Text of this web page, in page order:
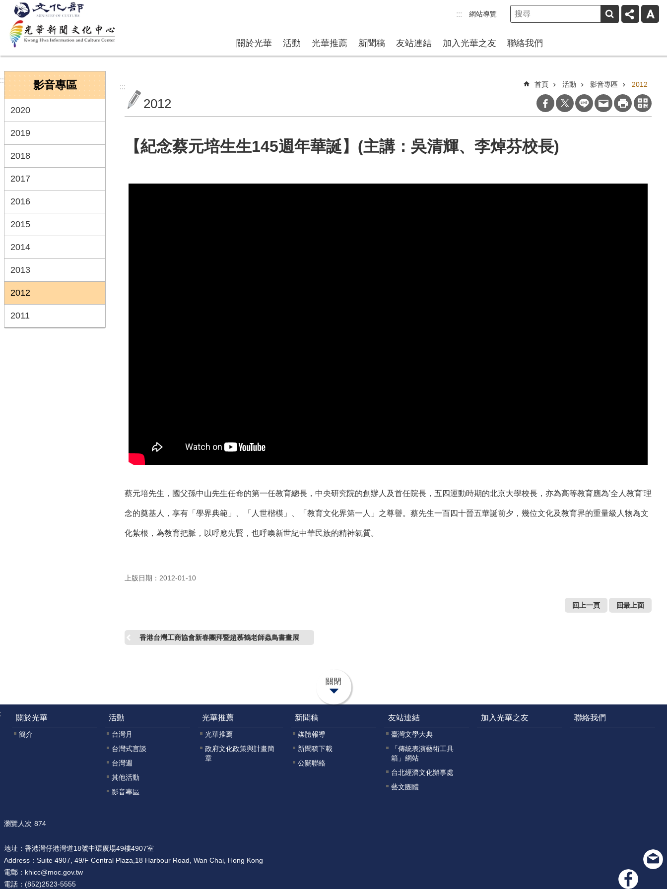
跳到主要內容區塊
::: 網站導覽
關於光華 活動 光華推薦 新聞稿 友站連結 加入光華之友 聯絡我們
影音專區
2020
2019
2018
2017
2016
2015
2014
2013
2012
2011
::: 首頁 活動 影音專區 2012
2012
【紀念蔡元培生生145週年華誕】(主講：吳清輝、李焯芬校長)
蔡元培先生，國父孫中山先生任命的第一任教育總長，中央研究院的創辦人及首任院長，五­四運動時期的北京大學校長，亦為高等教育應為'全人教育'理
念的奠基人，享有「學界典­範」、「人世楷模」、「教育文化界第一人」之尊譽。蔡先生一百四十晉五華誕前夕，幾位­文化及教育界的重量級人物為文
化紮根，為教育把脈，以呼應先賢，也呼喚新世紀中華民族­的精神氣質。
上版日期：2012-01-10
回上一頁 回最上面
香港台灣工商協會新春團拜暨趙慕鶴老師蟲鳥書畫展
關閉
關於光華
簡介
活動
台灣月
台灣式言談
台灣週
其他活動
影音專區
光華推薦
光華推薦
政府文化政策與計畫簡
章
新聞稿
媒體報導
新聞稿下載
公關聯絡
友站連結
臺灣文學大典
「傳統表演藝術工具
箱」網站
台北經濟文化辦事處
藝文團體
加入光華之友 聯絡我們
瀏覽人次 874
地址： 香港灣仔港灣道18號中環廣場49樓4907室
Address： Suite 4907, 49/F Central Plaza,18 Harbour Road, Wan Chai, Hong Kong
電郵： khicc@moc.gov.tw
電話： (852)2523-5555